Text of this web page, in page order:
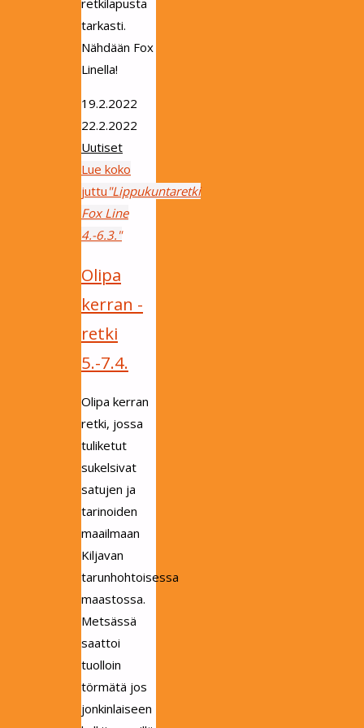
retkilapusta
tarkasti.
Nähdään Fox
Linella!
19.2.2022
22.2.2022
Uutiset
Lue koko
juttu "Lippukuntaretki
Fox Line
4.-6.3."
Olipa
kerran -
retki
5.-7.4.
Olipa kerran
retki, jossa
tuliketut
sukelsivat
satujen ja
tarinoiden
maailmaan
Kiljavan
tarunhohtoisessa
maastossa.
Metsässä
saattoi
tuolloin
törmätä jos
jonkinlaiseen